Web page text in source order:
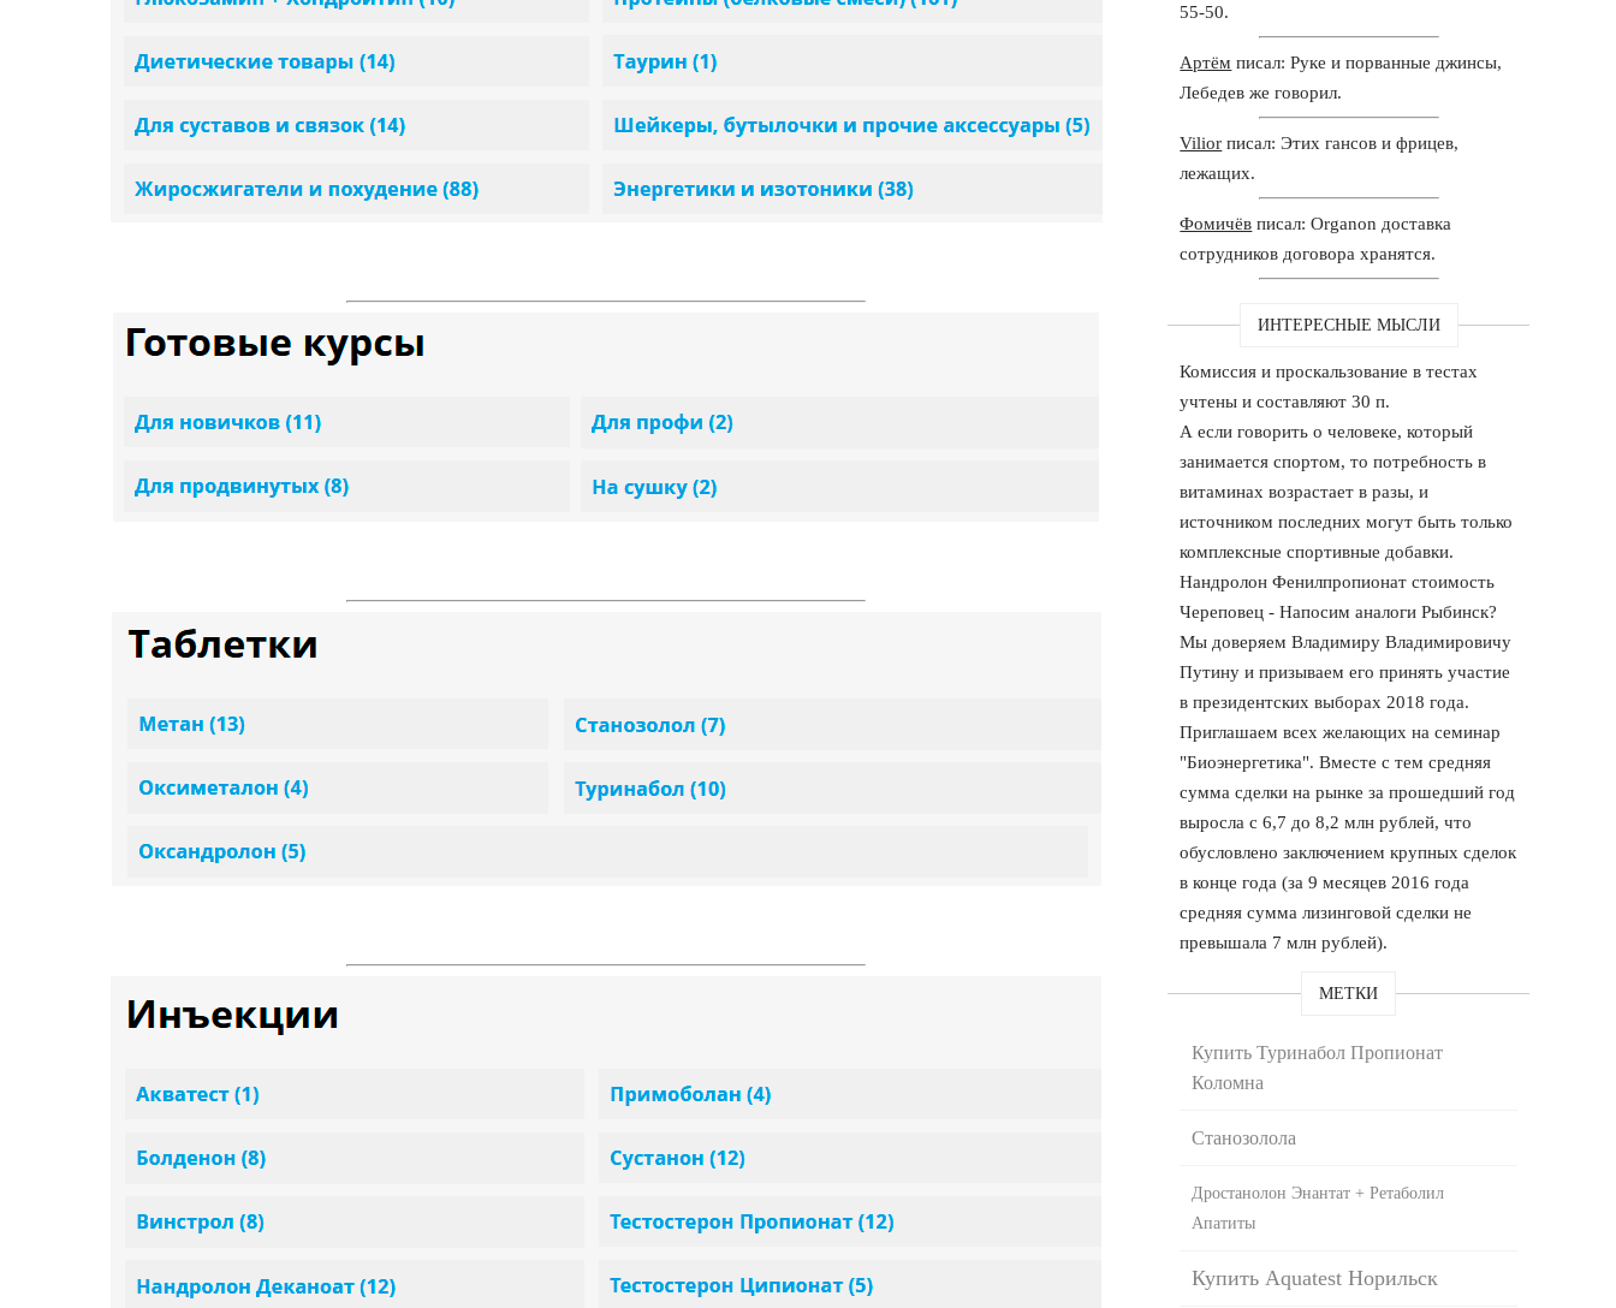
55-50.
Артём писал: Руке и порванные джинсы,
Лебедев же говорил.
Vilior писал: Этих гансов и фрицев,
лежащих.
Фомичёв писал: Organon доставка
сотрудников договора хранятся.
ИНТЕРЕСНЫЕ МЫСЛИ
Комиссия и проскальзование в тестах
учтены и составляют 30 п.
А если говорить о человеке, который
занимается спортом, то потребность в
витаминах возрастает в разы, и
источником последних могут быть только
комплексные спортивные добавки.
Нандролон Фенилпропионат стоимость
Череповец - Напосим аналоги Рыбинск?
Мы доверяем Владимиру Владимировичу
Путину и призываем его принять участие
в президентских выборах 2018 года.
Приглашаем всех желающих на семинар
"Биоэнергетика". Вместе с тем средняя
сумма сделки на рынке за прошедший год
выросла с 6,7 до 8,2 млн рублей, что
обусловлено заключением крупных сделок
в конце года (за 9 месяцев 2016 года
средняя сумма лизинговой сделки не
превышала 7 млн рублей).
МЕТКИ
Купить Туринабол Пропионат
Коломна
Станозолола
Дростанолон Энантат + Ретаболил
Апатиты
Купить Aquatest Норильск